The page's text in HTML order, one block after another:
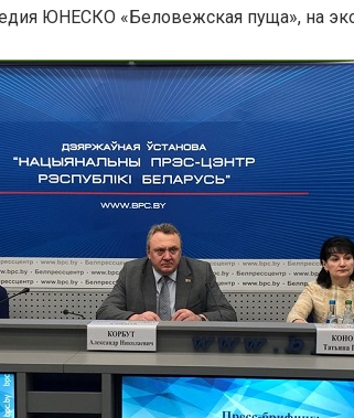
ЮНЕСКО «Беловежская пуща», на